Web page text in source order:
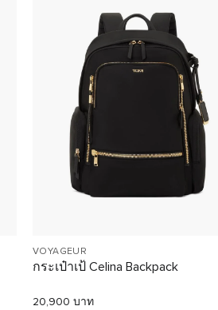
VOYAGEUR
กระเป๋าเป้ Celina Backpack
20,900 บาท